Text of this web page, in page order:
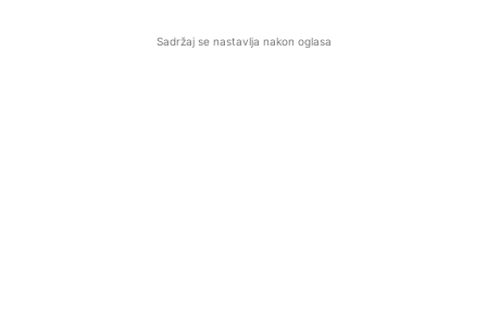
Sadržaj se nastavlja nakon oglasa